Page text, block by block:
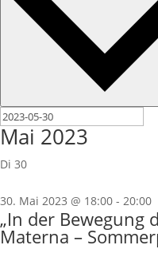
Mai 2023
Di 30
30. Mai 2023 @ 18:00 - 20:00
„In der Bewegung
Materna –